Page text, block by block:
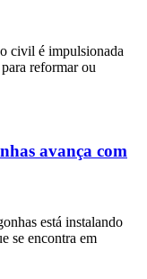
civil é impulsionada
reformar ou
avança com
está instalando
se encontra em